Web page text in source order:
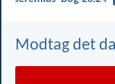
Modtag det